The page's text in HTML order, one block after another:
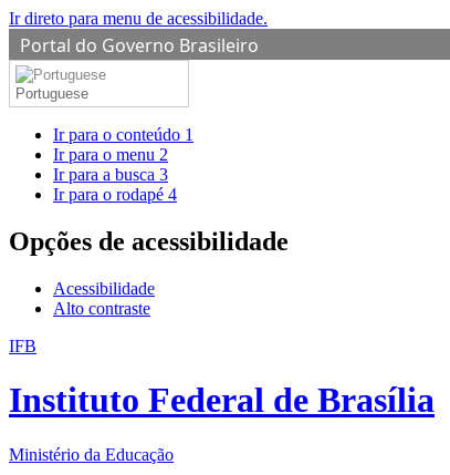
Ir direto para menu de acessibilidade.
Portal do Governo Brasileiro
Portuguese
Ir para o conteúdo 1
Ir para o menu 2
Ir para a busca 3
Ir para o rodapé 4
Opções de acessibilidade
Acessibilidade
Alto contraste
IFB
Instituto Federal de Brasília
Ministério da Educação